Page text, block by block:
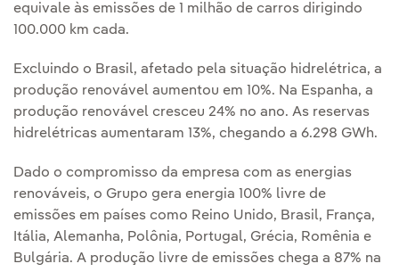
equivale às emissões de 1 milhão de carros dirigindo
100.000 km cada.
Excluindo o Brasil, afetado pela situação hidrelétrica, a
produção renovável aumentou em 10%. Na Espanha, a
produção renovável cresceu 24% no ano. As reservas
hidrelétricas aumentaram 13%, chegando a 6.298 GWh.
Dado o compromisso da empresa com as energias
renováveis, o Grupo gera energia 100% livre de
emissões em países como Reino Unido, Brasil, França,
Itália, Alemanha, Polônia, Portugal, Grécia, Romênia e
Bulgária. A produção livre de emissões chega a 87% na